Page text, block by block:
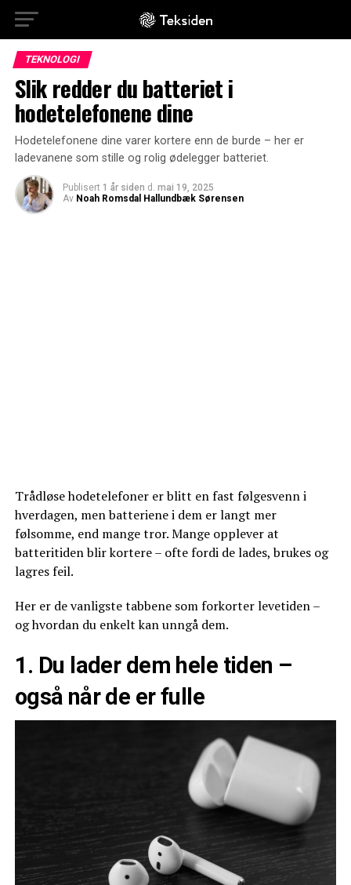
TEKNOLOGI
Slik redder du batteriet i
hodetelefonene dine
Hodetelefonene dine varer kortere enn de burde – her er
ladevanene som stille og rolig ødelegger batteriet.
Publisert 1 år siden d. mai 19, 2025
Av Noah Romsdal Hallundbæk Sørensen
Trådløse hodetelefoner er blitt en fast følgesvenn i
hverdagen, men batteriene i dem er langt mer
følsomme, end mange tror. Mange opplever at
batteritiden blir kortere – ofte fordi de lades, brukes og
lagres feil.
Her er de vanligste tabbene som forkorter levetiden –
og hvordan du enkelt kan unngå dem.
1. Du lader dem hele tiden –
også når de er fulle